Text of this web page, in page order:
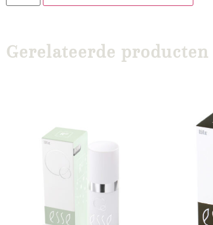
Gerelateerde producten